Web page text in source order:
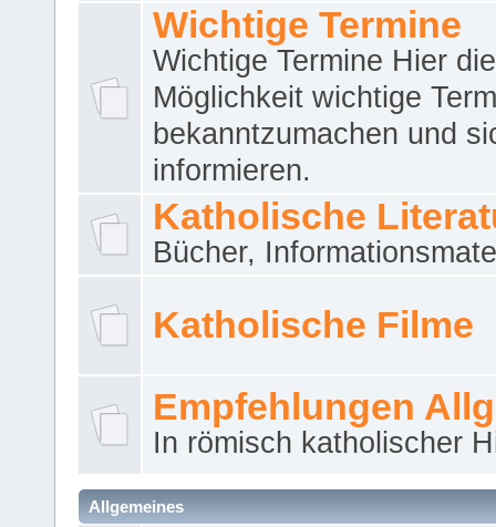
Wichtige Termine
Wichtige Termine Hier die
Möglichkeit wichtige
bekanntzumachen und
informieren.
Katholische
Bücher,
Katholische Filme
Empfehlungen
In römisch katholischer
Allgemeines